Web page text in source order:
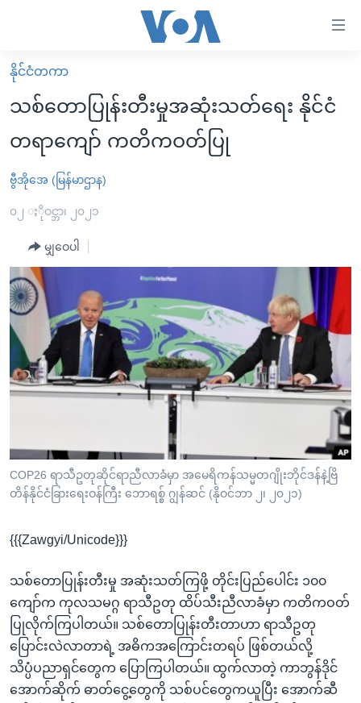
လွယ်ကူ
စေ
များ
ပင်မ
ကျော်
ကြည့်
ရန်
ပင်မ
ညွန်း
ကျော်
ကြည့်
ရန်
ရန်
သို့
ကျော်
ရန်
မူလစာမျက်နှာ
မြန်မာ
ကမ္ဘာ့သတင်းများ
နိုင်ငံတကာ
အစ္စရေး-ပါလက်စတိုင်း
ဗွီဒီယို
အင်္ဂလိပ်စာလေ့လာမယ်
အမေရိကန်သုံးအီဒီယံ
မကြေးမုံရဲ့ အင်္ဂလိပ်စာ
ရုပ်ရှင်ထဲက အင်္ဂလိပ်စာ
သုတပဒေသာ အင်္ဂလိပ်စာ
အပတ်စဉ်ကဏ္ဍများ
ရေဒီယို
ရေဒီယိုနှင့်ရုပ်သံ အချက်အလက်များ
ရေဒီယို/တီဗွီအစီအစဉ်
Learning English
နိုင်ငံတကာ
သစ်တောပြုန်းတီးမှုအဆုံးသတ်ရေး နိုင်ငံ
တရာကျော် ကတိကဝတ်ပြု
ဗွီအိုအေ (မြန်မာဌာန)
၀၂ ႏိုဝင္ဘာ၊ ၂၀၂၁
မျှဝေပါ
COP26 ရာသီဥတုဆိုင်ရာညီလာခံမှာ အမေရိကန်သမ္မတဂျိုးဘိုင်ဒန်နဲ့ဗြိ
တိန်နိုင်ငံခြားရေးဝန်ကြီး ဘောရစ္စ် ဂျွန်ဆင် (နိုဝင်ဘာ ၂၊ ၂၀၂၁)
{{{Zawgyi/Unicode}}}
သစ်တောပြုန်းတီးမှု အဆုံးသတ်ကြဖို့ တိုင်းပြည်ပေါင်း ၁၀၀
ကျော်က ကုလသမဂ္ဂ ရာသီဥတု ထိပ်သီးညီလာခံမှာ ကတိကဝတ်
ပြုလိုက်ကြပါတယ်။ သစ်တောပြုန်းတီးတာဟာ ရာသီဥတု
ပြောင်းလဲလာတာရဲ့ အဓိကအကြောင်းတရပ် ဖြစ်တယ်လို့
သိပ္ပံပညာရှင်တွေက ပြောကြပါတယ်။ ထွက်လာတဲ့ ကာဘွန်ဒိုင်
အောက်ဆိုက် ဓာတ်ငွေ့တွေကို သစ်ပင်တွေကယူပြီး အောက်ဆီ